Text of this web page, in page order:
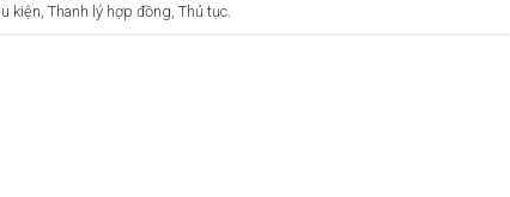
kiện, Thanh lý hợp đồng, Thủ tục.